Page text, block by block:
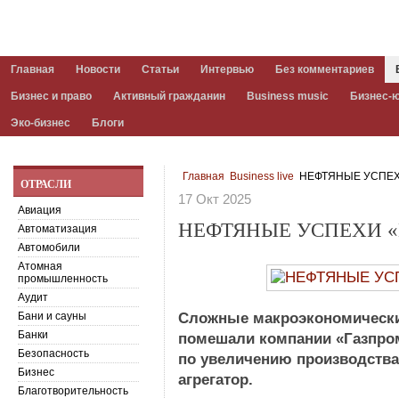
Главная Новости Статьи Интервью Без комментариев
Бизнес и право Активный гражданин Business music Бизнес-
Эко-бизнес Блоги
Главная Business live НЕФТЯНЫЕ
17 Окт 2025
НЕФТЯНЫЕ УСПЕХИ
Сложные
помешали компании
по увеличению
агрегатор.
ОТРАСЛИ
Авиация
Автоматизация
Автомобили
Атомная
промышленность
Аудит
Бани и сауны
Банки
Безопасность
Бизнес
Благотворительность